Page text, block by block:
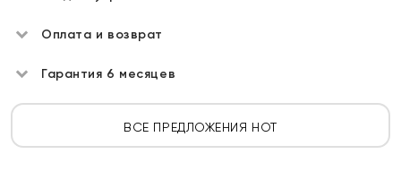
Оплата и возврат
Гарантия 6 месяцев
ВСЕ ПРЕДЛОЖЕНИЯ HOT